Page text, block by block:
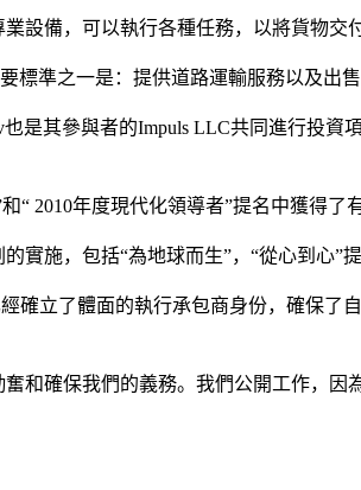
設備，可以執行各種任務，以將貨物交
標準之一是：提供道路運輸服務以及出
也是其參與者的Impuls LLC共同進行
和“ 2010年度現代化領導者”提名中獲得
實施，包括“為地球而生”，“從心到心”
經確立了體面的執行承包商身份，確保
和確保我們的義務。我們公開工作，